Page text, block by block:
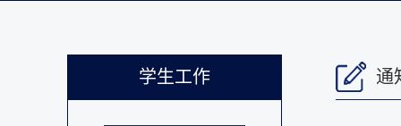
学生工作 通